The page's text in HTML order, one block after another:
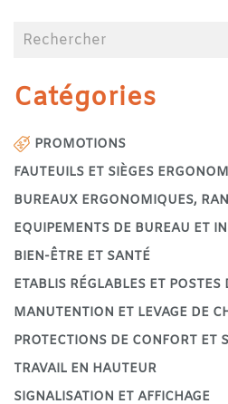
Catégories
PROMOTIONS
FAUTEUILS ET SIÈGES
BUREAUX ERGONOMIQUES,
EQUIPEMENTS DE BUREAU ET
BIEN-ÊTRE ET SANTÉ
ETABLIS RÉGLABLES ET
MANUTENTION ET LEVAGE DE
PROTECTIONS DE CONFORT ET
TRAVAIL EN HAUTEUR
SIGNALISATION ET AFFICHAGE